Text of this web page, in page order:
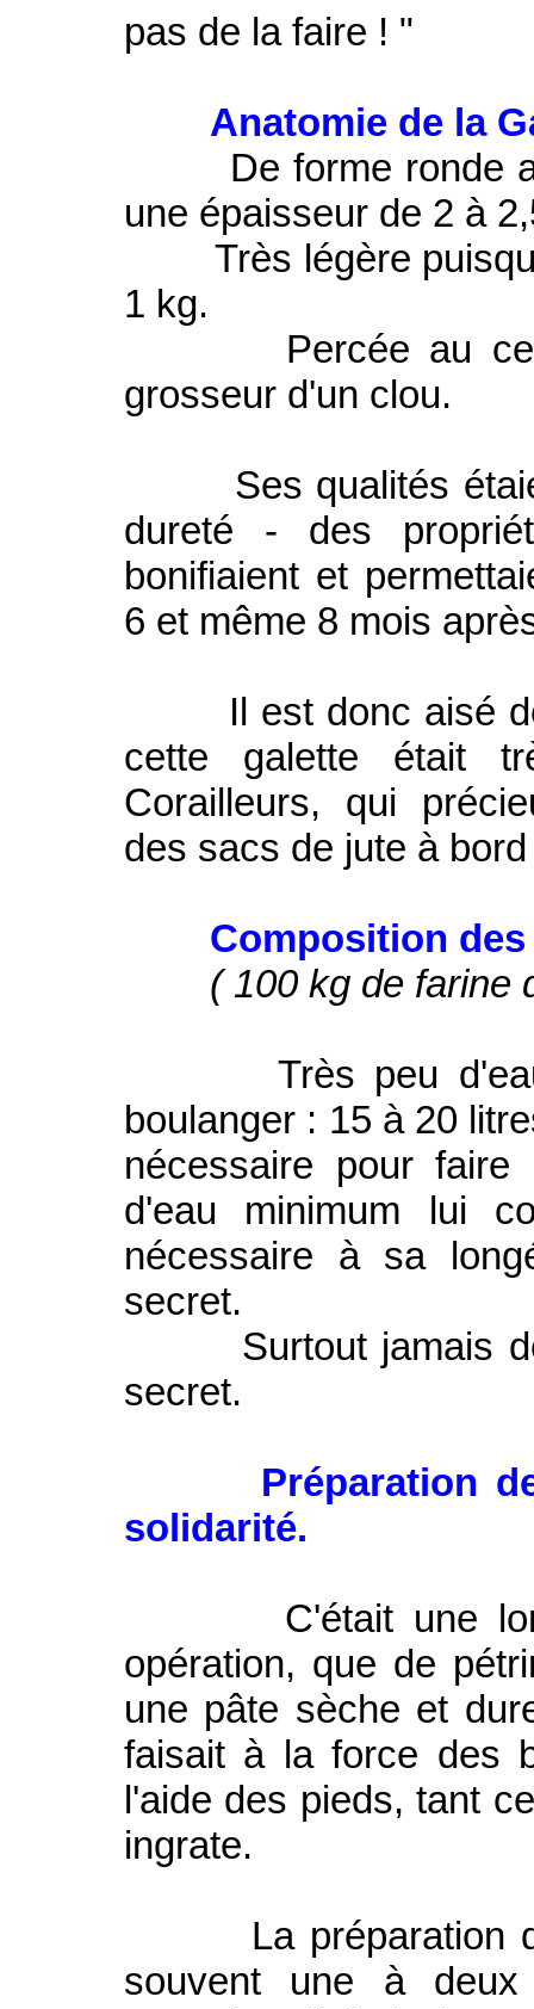
pas de la faire ! "
Anatomie de la
De forme ronde
une épaisseur de 2 à
Très légère
1 kg.
Percée au
grosseur d'un clou.
Ses qualités
dureté - des
bonifiaient et
6 et même 8 mois
Il est donc aisé de
cette galette était
Corailleurs, qui
des sacs de jute à
Composition
( 100 kg de farine
Très peu d'eau
boulanger : 15 à 20
nécessaire pour
d'eau minimum lui
nécessaire à sa
secret.
Surtout jamais de
secret.
Préparation
solidarité.
C'était une
opération, que de
une pâte sèche et
faisait à la force des
l'aide des pieds, tant
ingrate.
La préparation
souvent une à